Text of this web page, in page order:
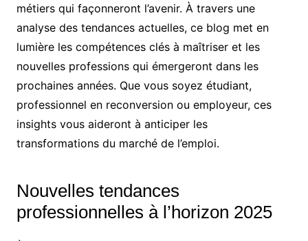
métiers qui façonneront l’avenir. À travers une
analyse des tendances actuelles, ce blog met en
lumière les compétences clés à maîtriser et les
nouvelles professions qui émergeront dans les
prochaines années. Que vous soyez étudiant,
professionnel en reconversion ou employeur, ces
insights vous aideront à anticiper les
transformations du marché de l’emploi.
Nouvelles tendances
professionnelles à l’horizon 2025